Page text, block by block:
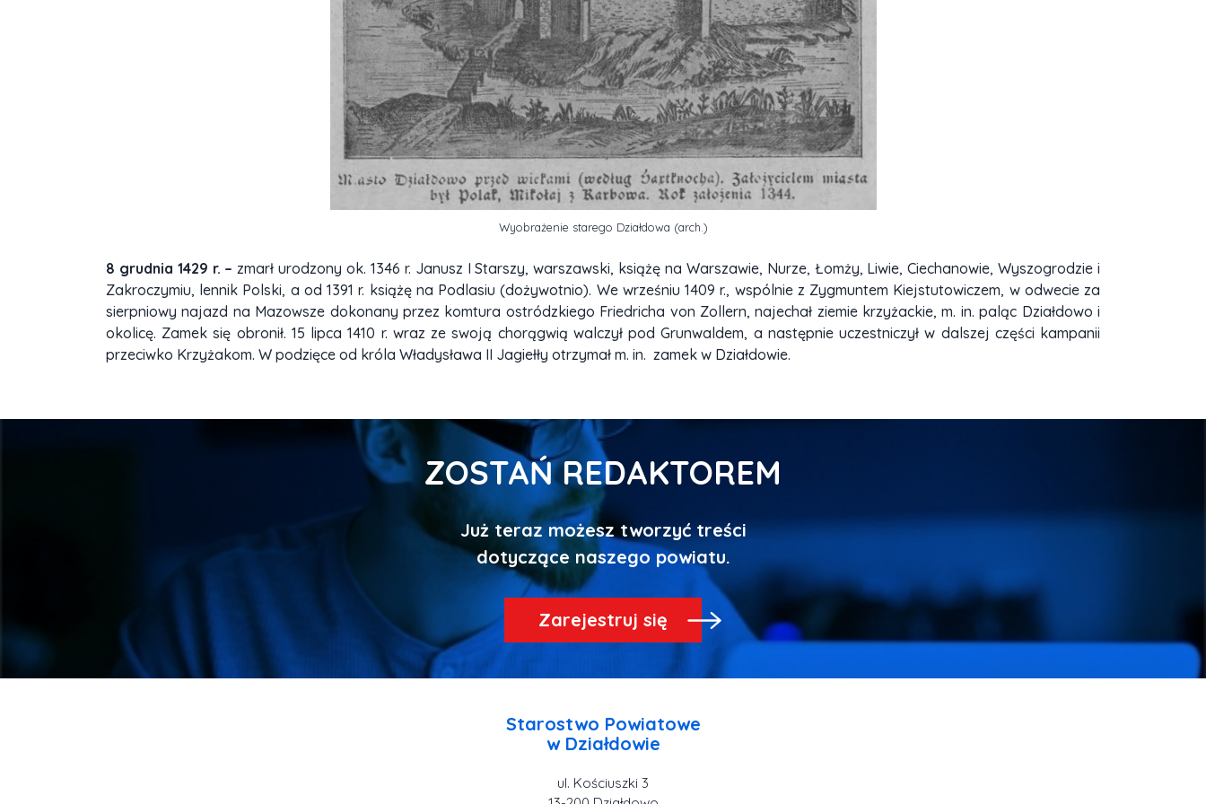
Wyobrażenie starego Działdowa (arch.)
8 grudnia 1429 r. –zmarł urodzony ok. 1346 r. Janusz I Starszy, warszawski, książę na Warszawie, Nurze, Łomży, Liwie, Ciechanowie, Wyszogrodzie i
Zakroczymiu, lennik Polski, a od 1391 r. książę na Podlasiu (dożywotnio). We wrześniu 1409 r., wspólnie z Zygmuntem Kiejstutowiczem, w odwecie za
sierpniowy najazd na Mazowsze dokonany przez komtura ostródzkiego Friedricha von Zollern, najechał ziemie krzyżackie, m. in. paląc Działdowo i
okolicę. Zamek się obronił. 15 lipca 1410 r. wraz ze swoją chorągwią walczył pod Grunwaldem, a następnie uczestniczył w dalszej części kampanii
przeciwko Krzyżakom. W podzięce od króla Władysława II Jagiełły otrzymał m. in. zamek w Działdowie.
ZOSTAŃ REDAKTOREM
Już teraz możesz tworzyć treści
Zarejestruj się
Starostwo Powiatowe
ul. Kościuszki 3